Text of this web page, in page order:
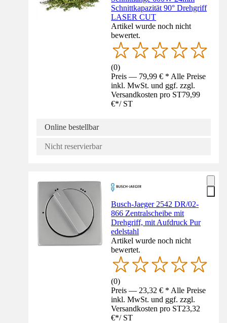
Schnittkapazität 90° Drehgriff
LASER CUT
Artikel wurde noch nicht
bewertet.
(0)
Preis — 79,99 € * Alle Preise
inkl. MwSt. und ggf. zzgl.
Versandkosten pro ST79,99
€*/ ST
Online bestellbar
Nicht reservierbar
Busch-Jaeger 2542 DR/02-
866 Zentralscheibe mit
Drehgriff, mit Aufdruck Pur
edelstahl
Artikel wurde noch nicht
bewertet.
(0)
Preis — 23,32 € * Alle Preise
inkl. MwSt. und ggf. zzgl.
Versandkosten pro ST23,32
€*/ ST